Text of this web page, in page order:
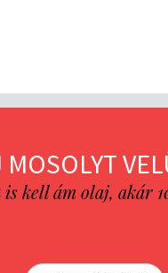
MOSOLYT
is kell ám olaj, akár